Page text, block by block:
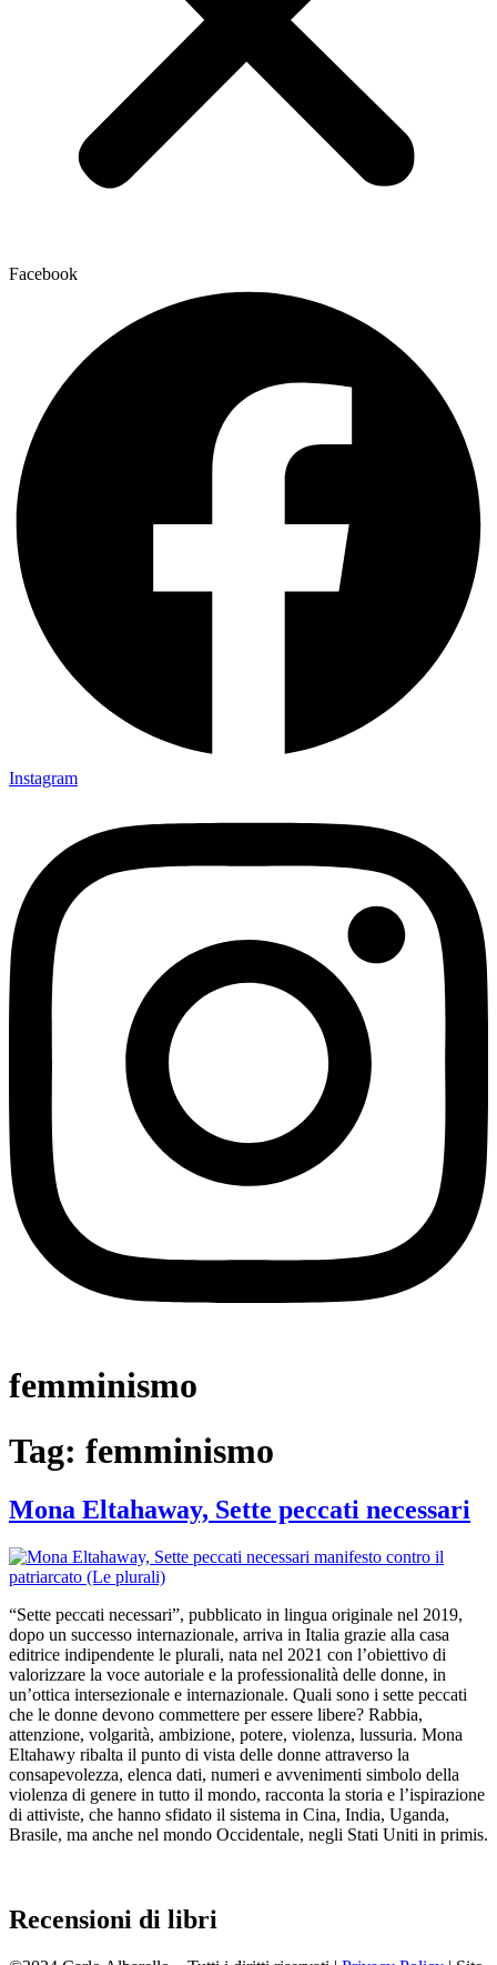
Facebook
Instagram
femminismo
Tag: femminismo
Mona Eltahaway, Sette peccati necessari
“Sette peccati necessari”, pubblicato in lingua originale nel 2019,
dopo un successo internazionale, arriva in Italia grazie alla casa
editrice indipendente le plurali, nata nel 2021 con l’obiettivo di
valorizzare la voce autoriale e la professionalità delle donne, in
un’ottica intersezionale e internazionale. Quali sono i sette peccati
che le donne devono commettere per essere libere? Rabbia,
attenzione, volgarità, ambizione, potere, violenza, lussuria. Mona
Eltahawy ribalta il punto di vista delle donne attraverso la
consapevolezza, elenca dati, numeri e avvenimenti simbolo della
violenza di genere in tutto il mondo, racconta la storia e l’ispirazione
di attiviste, che hanno sfidato il sistema in Cina, India, Uganda,
Brasile, ma anche nel mondo Occidentale, negli Stati Uniti in primis.
Recensioni di libri